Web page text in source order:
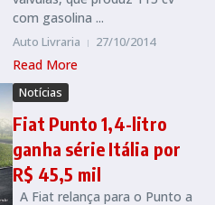
com gasolina ...
Auto Livraria 27/10/2014
Read More
Notícias
Fiat Punto 1,4-litro
ganha série Itália por
R$ 45,5 mil
A Fiat relança para o Punto a